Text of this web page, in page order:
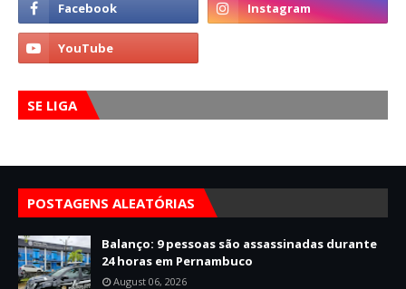
SE LIGA
POSTAGENS ALEATÓRIAS
Balanço: 9 pessoas são assassinadas durante
24 horas em Pernambuco
August 06, 2026